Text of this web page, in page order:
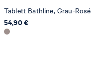
Tablett Bathline, Grau-Rosé
54,90 €